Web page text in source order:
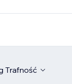
Trafność